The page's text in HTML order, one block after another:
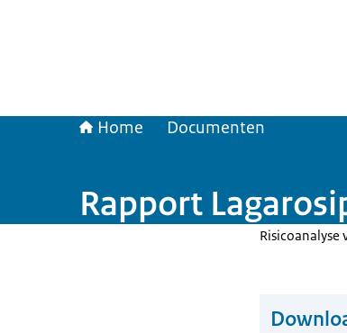
Home Documenten
Rapport
Risicoanalyse